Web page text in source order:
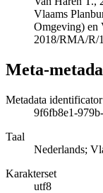
Vlaams
Omgeving) en
2018/RMA/R/
Meta-
Metadata
9f6fb8e1-
Taal
Nederlands;
Karakterset
utf8